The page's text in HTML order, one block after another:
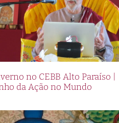
no CEBB Alto Paraíso |
da Ação no Mundo